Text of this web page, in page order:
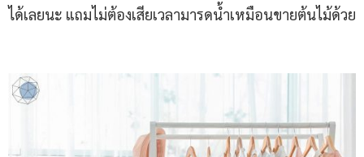
ได้เลยนะ แถมไม่ต้องเสียเวลามารดน้ำเหมือนขายต้นไม้ด้วย